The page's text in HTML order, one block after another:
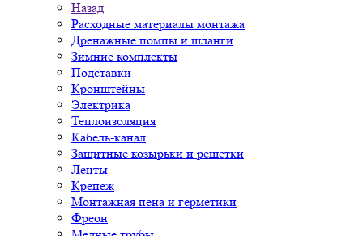
Назад
Расходные материалы монтажа
Дренажные помпы и шланги
Зимние комплекты
Подставки
Кронштейны
Электрика
Теплоизоляция
Кабель-канал
Защитные козырьки и решетки
Ленты
Крепеж
Монтажная пена и герметики
Фреон